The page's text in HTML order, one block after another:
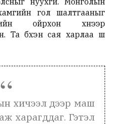
гол шалтгааныг
ойрхон хүнээр
Та бүхэн сая харлаа шүү
хичээл дээр маш
харагддаг. Гэтэл